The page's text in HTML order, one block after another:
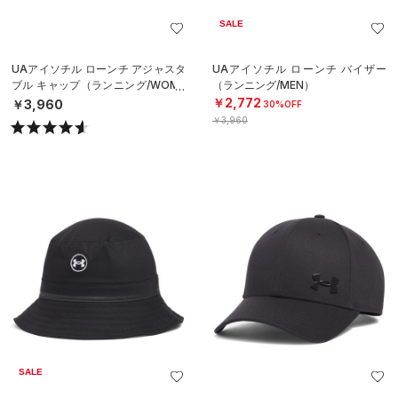
UAアイソチル ローンチ アジャスタ
ブル キャップ（ランニング/WOME
N）
￥3,960
SALE
UAアイソチル ローンチ バイザー
（ランニング/MEN）
￥2,772 30%OFF
￥3,960
SALE